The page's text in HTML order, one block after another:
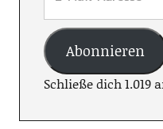
Abonnieren
Schließe dich